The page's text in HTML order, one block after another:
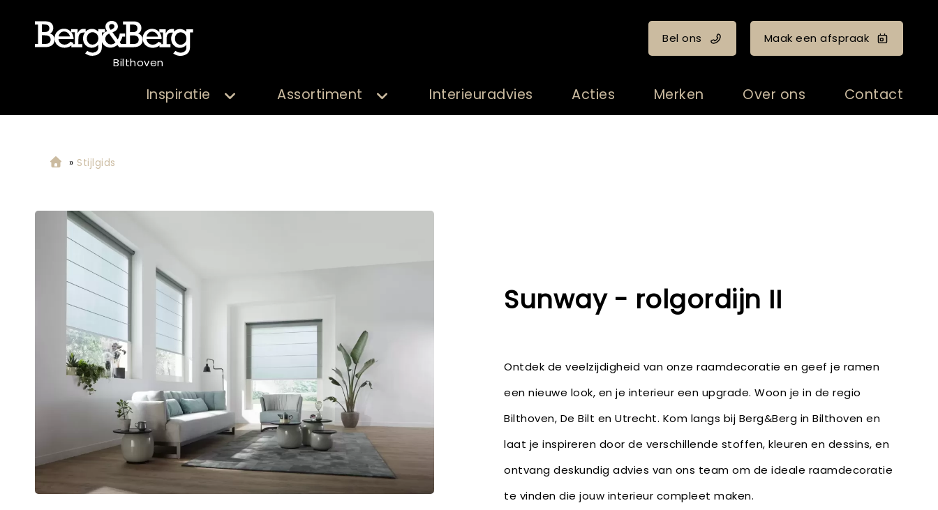
Bilthoven
Bel ons Maak een afspraak
Inspiratie Assortiment Interieuradvies Acties Merken Over ons Contact
» Stijlgids
Sunway - rolgordijn II
Ontdek de veelzijdigheid van onze raamdecoratie en geef je ramen
een nieuwe look, en je interieur een upgrade. Woon je in de regio
Bilthoven, De Bilt en Utrecht. Kom langs bij Berg&Berg in Bilthoven en
laat je inspireren door de verschillende stoffen, kleuren en dessins, en
ontvang deskundig advies van ons team om de ideale raamdecoratie
te vinden die jouw interieur compleet maken.